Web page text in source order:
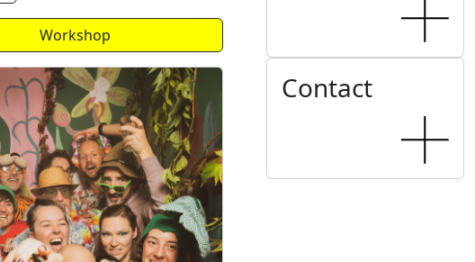
Workshop
Contact